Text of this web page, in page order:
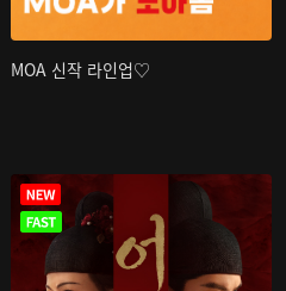
MOA 신작 라인업♡